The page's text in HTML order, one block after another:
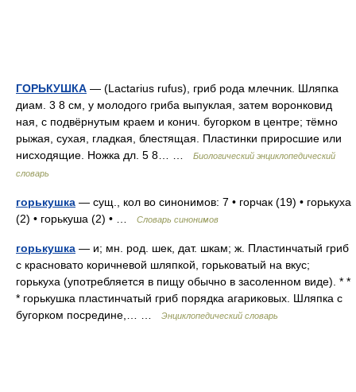
ГОРЬКУШКА — (Lactarius rufus), гриб рода млечник. Шляпка
диам. 3 8 см, у молодого гриба выпуклая, затем воронковид
ная, с подвёрнутым краем и конич. бугорком в центре; тёмно
рыжая, сухая, гладкая, блестящая. Пластинки приросшие или
нисходящие. Ножка дл. 5 8… …
Биологический энциклопедический
словарь
горькушка — сущ., кол во синонимов: 7 • горчак (19) • горькуха
(2) • горькуша (2) • …
Словарь синонимов
горькушка — и; мн. род. шек, дат. шкам; ж. Пластинчатый гриб
с красновато коричневой шляпкой, горьковатый на вкус;
горькуха (употребляется в пищу обычно в засоленном виде). * *
* горькушка пластинчатый гриб порядка агариковых. Шляпка с
бугорком посредине,… …
Энциклопедический словарь